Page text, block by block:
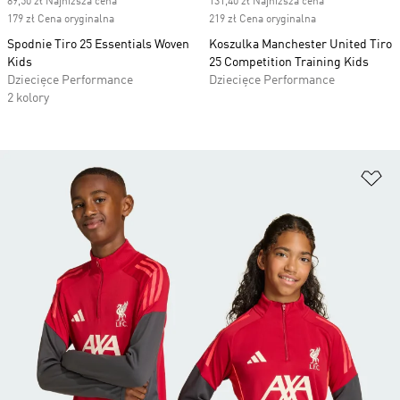
179 zł Cena oryginalna
Spodnie Tiro 25 Essentials Woven
Kids
Dziecięce Performance
2 kolory
219 zł Cena oryginalna
Koszulka Manchester United Tiro
25 Competition Training Kids
Dziecięce Performance